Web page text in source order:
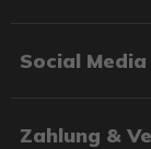
Social Media
Zahlung &